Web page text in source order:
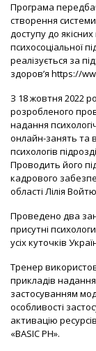
Програма
створення
доступу до
психосоціальної
реалізується за
здоров’я https://
З 18 жовтня 2022
розробленого
надання
онлайн-занять та
психологів
Проводить його
кадрового
області Лілія
Проведено два
присутні
усіх куточків
Тренер
прикладів надання
застосуванням
особливості
активацію
«BASIC PH».